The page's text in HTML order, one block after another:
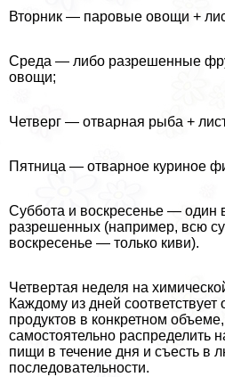
Вторник — паровые овощи +
Среда — либо разрешенные
овощи;
Четверг — отварная рыба +
Пятница — отварное куриное
Суббота и воскресенье — один
разрешенных (например, всю
воскресенье — только киви).
Четвертая неделя на
Каждому из дней
продуктов в конкретном
самостоятельно распределить
пищи в течение дня и съесть в
последовательности.